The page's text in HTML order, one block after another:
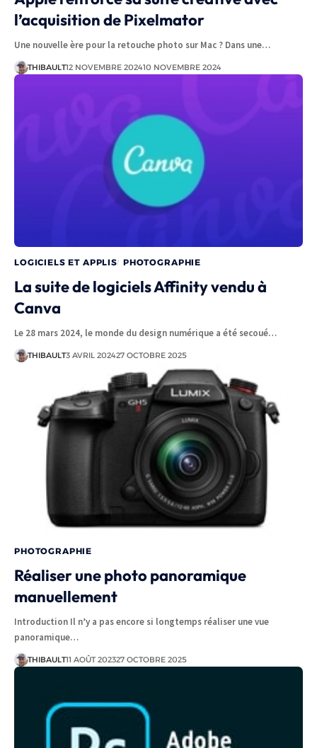
l’acquisition de Pixelmator
Une nouvelle ère pour la retouche photo sur Mac ? Dans une…
THIBAULT12 NOVEMBRE 202410 NOVEMBRE 2024
LOGICIELS ET APPLIS PHOTOGRAPHIE
La suite de logiciels Affinity vendu à
Canva
Le 28 mars 2024, le monde du design numérique a été secoué…
THIBAULT3 AVRIL 202427 OCTOBRE 2025
PHOTOGRAPHIE
Réaliser une photo panoramique
manuellement
Introduction Il n’y a pas encore si longtemps réaliser une vue
panoramique…
THIBAULT11 AOÛT 202327 OCTOBRE 2025